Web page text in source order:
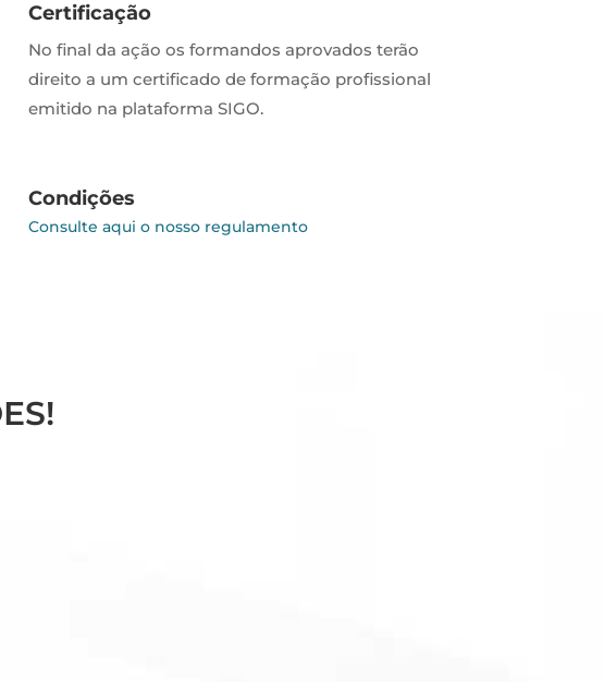
Certificação
No final da ação os formandos aprovados terão
direito a um certificado de formação profissional
emitido na plataforma SIGO.
Condições
Consulte aqui o nosso regulamento